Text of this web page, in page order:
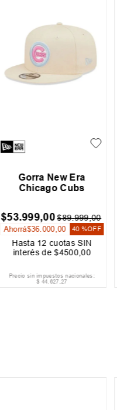
Gorra New Era
Chicago Cubs
$53.999,00 $89.999,00
Ahorrá$36.000 ,00 40 %OFF
Hasta 12 cuotas SIN
interés de$4500 ,00
Precio sin impuestos nacionales:
$ 44.627,27